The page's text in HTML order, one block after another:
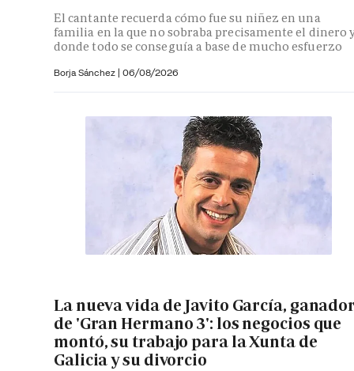
El cantante recuerda cómo fue su niñez en una
familia en la que no sobraba precisamente el dinero
donde todo se conseguía a base de mucho esfuerzo
Borja Sánchez | 06/08/2026
La nueva vida de Javito García,
de 'Gran Hermano 3': los negocios que
montó, su trabajo para la Xunta de
Galicia y su divorcio